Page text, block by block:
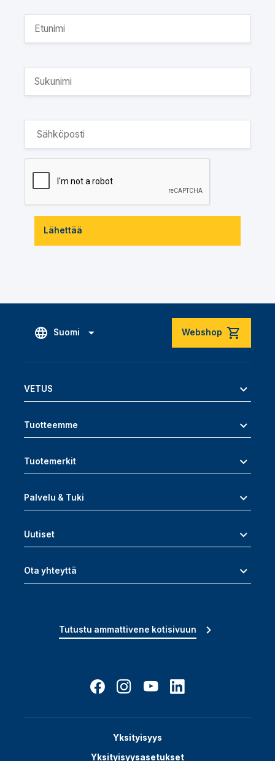
Lähettää
Suomi Webshop
VETUS
Tuotteemme
Tuotemerkit
Palvelu & Tuki
Uutiset
Ota yhteyttä
Tutustu ammattivene kotisivuun
Yksityisyys
Yksityisyysasetukset